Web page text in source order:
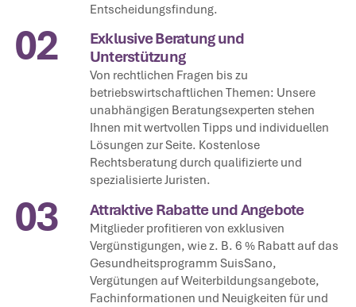
Entscheidungsfindung.
02
Exklusive Beratung und
Unterstützung
Von rechtlichen Fragen bis zu
betriebswirtschaftlichen Themen: Unsere
unabhängigen Beratungsexperten stehen
Ihnen mit wertvollen Tipps und individuellen
Lösungen zur Seite. Kostenlose
Rechtsberatung durch qualifizierte und
spezialisierte Juristen.
03 Attraktive Rabatte und Angebote
Mitglieder profitieren von exklusiven
Vergünstigungen, wie z. B. 6 % Rabatt auf das
Gesundheitsprogramm SuisSano,
Vergütungen auf Weiterbildungsangebote,
Fachinformationen und Neuigkeiten für und